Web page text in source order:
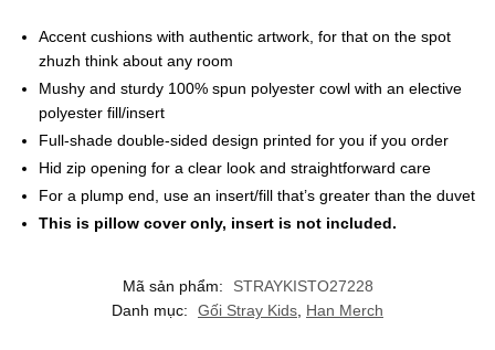
Accent cushions with authentic artwork, for that on the spot
zhuzh think about any room
Mushy and sturdy 100% spun polyester cowl with an elective
polyester fill/insert
Full-shade double-sided design printed for you if you order
Hid zip opening for a clear look and straightforward care
For a plump end, use an insert/fill that’s greater than the duvet
This is pillow cover only, insert is not included.
Mã sản phẩm:
STRAYKISTO27228
Danh mục:
Gối Stray Kids Han Merch